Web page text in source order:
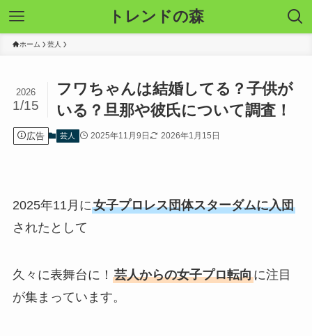
トレンドの森
ホーム 芸人
フワちゃんは結婚してる？子供が
いる？旦那や彼氏について調査！
2026
1/15
広告 芸人 2025年11月9日 2026年1月15日
2025年11月に女子プロレス団体スターダムに入団
されたとして
久々に表舞台に！ 芸人からの女子プロ転向に注目
が集まっています。